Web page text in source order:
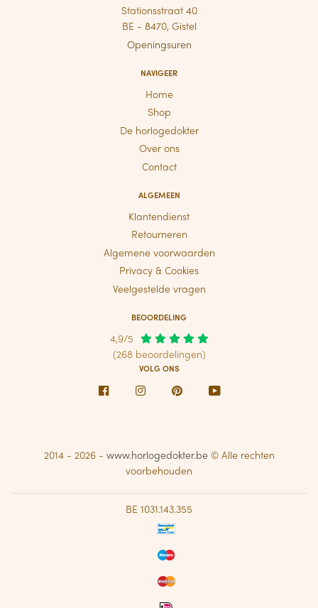
Stationsstraat 40
BE - 8470, Gistel
Openingsuren
NAVIGEER
Home
Shop
De horlogedokter
Over ons
Contact
ALGEMEEN
Klantendienst
Retourneren
Algemene voorwaarden
Privacy & Cookies
Veelgestelde vragen
BEOORDELING
4,9/5
(268 beoordelingen)
VOLG ONS
Facebook Instagram PinterestYoutube
2014 - 2026 - www.horlogedokter.be© Alle rechten
voorbehouden
BE 1031.143.355